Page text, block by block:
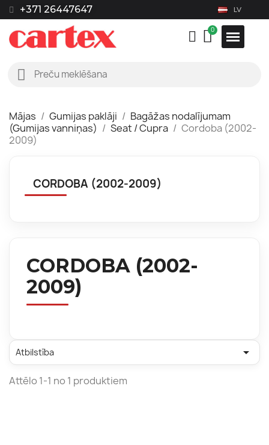
+371 26447647 LV
Mājas Gumijas paklāji
Bagāžas nodalījumam
(Gumijas vanniņas)
Seat / Cupra
Cordoba (2002-
2009)
CORDOBA (2002-2009)
CORDOBA (2002-
2009)
Atbilstība 
Attēlo 1-1 no 1 produktiem